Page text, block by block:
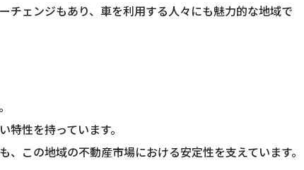
チェンジもあり、車を利用する人々にも魅力的な地域で
性を持っています。
この地域の不動産市場における安定性を支えています。